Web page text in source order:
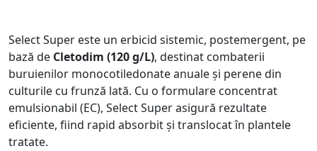
Select Super este un erbicid sistemic, postemergent, pe
bază de Cletodim (120 g/L), destinat combaterii
buruienilor monocotiledonate anuale și perene din
culturile cu frunză lată. Cu o formulare concentrat
emulsionabil (EC), Select Super asigură rezultate
eficiente, fiind rapid absorbit și translocat în plantele
tratate.